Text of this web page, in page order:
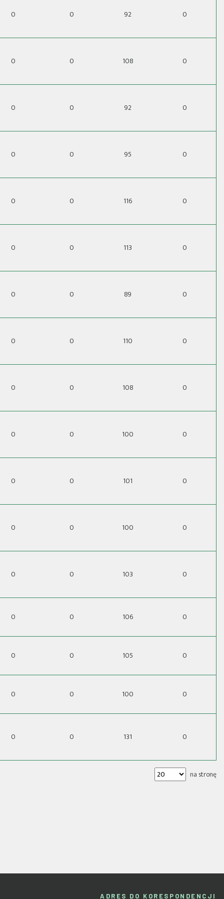
0 0 92 0
0 0 108 0
0 0 92 0
0 0 95 0
0 0 116 0
0 0 113 0
0 0 89 0
0 0 110 0
0 0 108 0
0 0 100 0
0 0 101 0
0 0 100 0
0 0 103 0
0 0 106 0
0 0 105 0
0 0 100 0
0 0 131 0
na stronę
ADRES DO KORESPONDENCJI